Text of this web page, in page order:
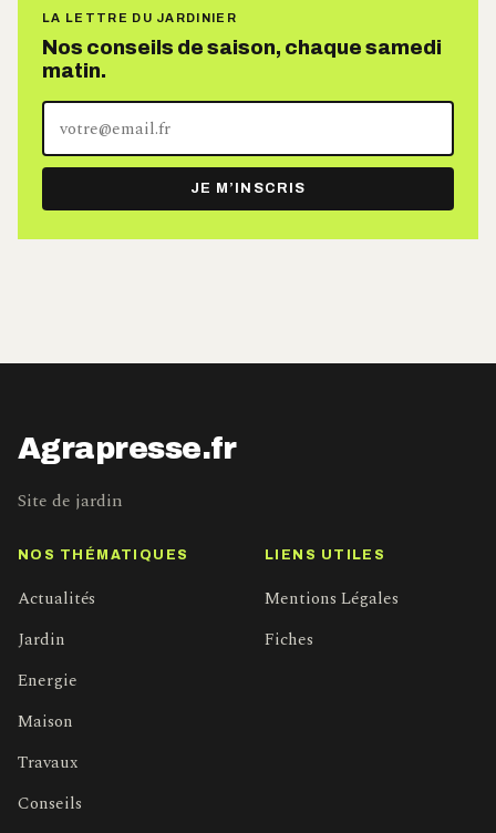
LA LETTRE DU JARDINIER
Nos conseils de saison, chaque samedi
matin.
adresse
e-
mail
JE M’INSCRIS
Agrapresse.fr
Site de jardin
NOS THÉMATIQUES
Actualités
Jardin
Energie
Maison
Travaux
Conseils
LIENS UTILES
Mentions Légales
Fiches